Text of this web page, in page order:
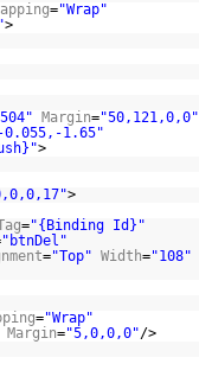
="Wrap"
>
Margin="50,121,0,0"
1.65"
>
>
="{Binding Id}"
"btnDel"
="Top" Width="108"
="Wrap"
Margin="5,0,0,0"/>